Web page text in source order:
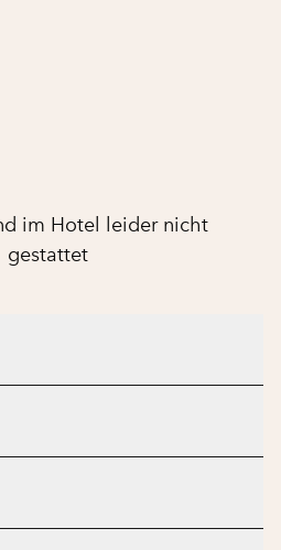
im Hotel leider nicht
gestattet